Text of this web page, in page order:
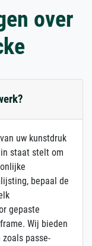
over
uw kunstdruk
staat stelt om
bepaal de
gepaste
Wij bieden
passe-